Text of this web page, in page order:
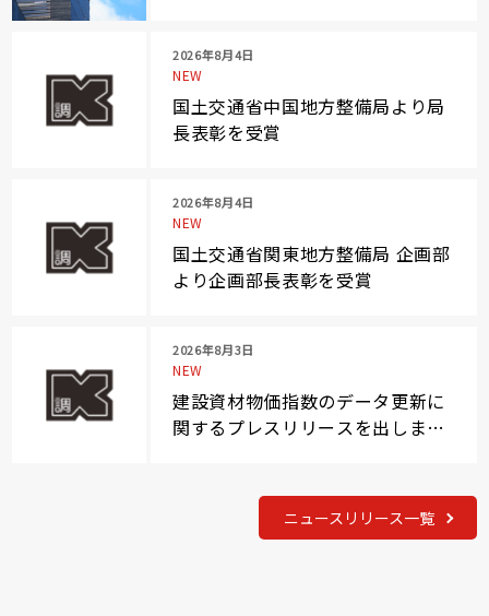
2026年8月4日
NEW
国土交通省中国地方整備局より局
長表彰を受賞
2026年8月4日
NEW
国土交通省関東地方整備局 企画部
より企画部長表彰を受賞
2026年8月3日
NEW
建設資材物価指数のデータ更新に
関するプレスリリースを出しまし
ニュースリリース一覧